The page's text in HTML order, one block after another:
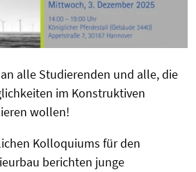
alle Studierenden und alle, die
im Konstruktiven
wollen!
Kolloquiums für den
berichten junge